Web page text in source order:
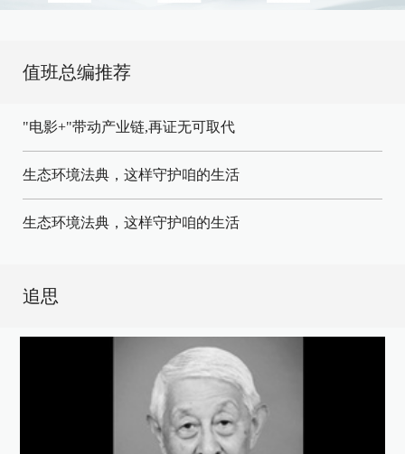
值班总编推荐
"电影+"带动产业链,再证无可取代
生态环境法典，这样守护咱的生活
生态环境法典，这样守护咱的生活
追思